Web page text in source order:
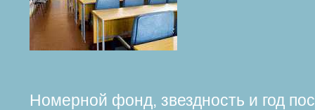
Номерной фонд, звездность и год